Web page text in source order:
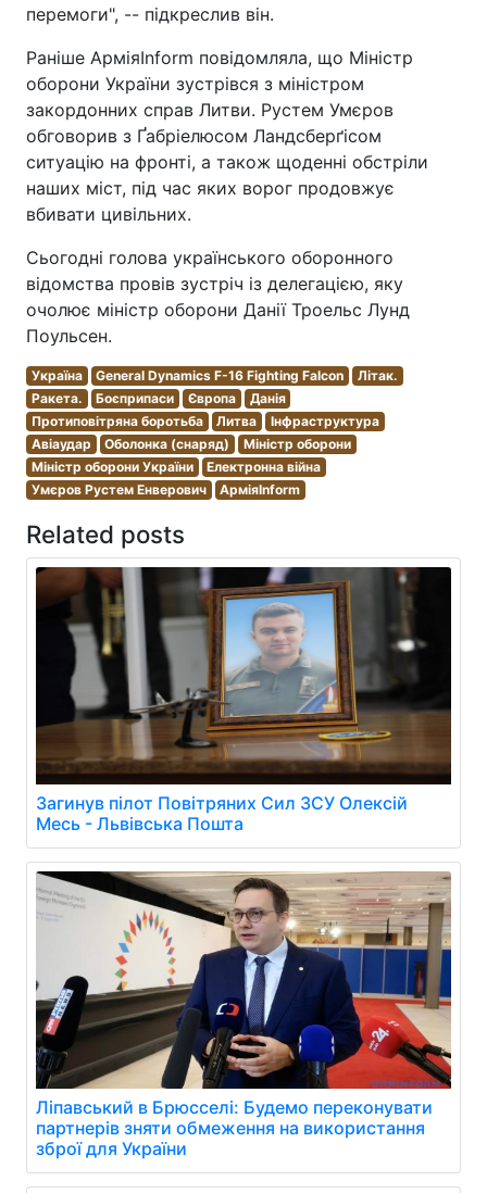
перемоги", -- підкреслив він.
Раніше АрміяInform повідомляла, що Міністр
оборони України зустрівся з міністром
закордонних справ Литви. Рустем Умєров
обговорив з Ґабріелюсом Ландсберґісом
ситуацію на фронті, а також щоденні обстріли
наших міст, під час яких ворог продовжує
вбивати цивільних.
Сьогодні голова українського оборонного
відомства провів зустріч із делегацією, яку
очолює міністр оборони Данії Троельс Лунд
Поульсен.
Україна General Dynamics F-16 Fighting Falcon
Літак.
Ракета.
Боєприпаси Європа
Данія
Протиповітряна боротьба
Литва
Інфраструктура
Авіаудар
Оболонка (снаряд)
Міністр оборони
Міністр оборони України
Електронна війна
Умєров Рустем Енверович
АрміяInform
Related posts
Загинув пілот Повітряних Сил ЗСУ Олексій
Месь - Львівська Пошта
Ліпавський в Брюсселі: Будемо переконувати
партнерів зняти обмеження на використання
зброї для України